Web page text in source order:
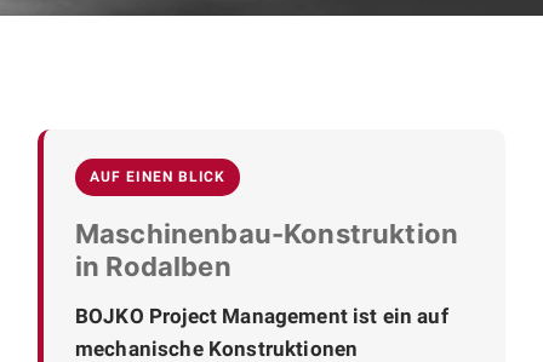
AUF EINEN BLICK
Maschinenbau-Konstruktion
in Rodalben
BOJKO Project Management ist ein auf
mechanische Konstruktionen